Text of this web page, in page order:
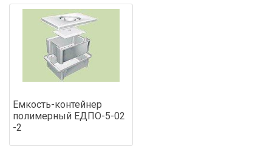
Емкость-контейнер
полимерный ЕДПО-5-02
-2